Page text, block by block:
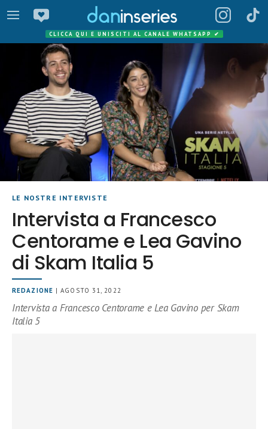
CLICCA QUI E UNISCITI AL CANALE WHATSAPP ✔
LE NOSTRE INTERVISTE
Intervista a Francesco
Centorame e Lea Gavino
di Skam Italia 5
REDAZIONE | AGOSTO 31, 2022
Intervista a Francesco Centorame e Lea Gavino per Skam
Italia 5